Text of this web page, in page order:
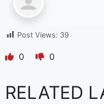
Post Views: 39
0 0
RELATED